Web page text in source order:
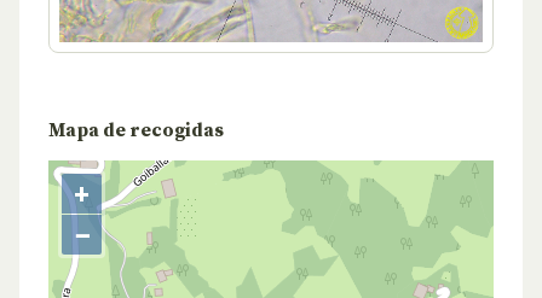
Mapa de recogidas
+
−